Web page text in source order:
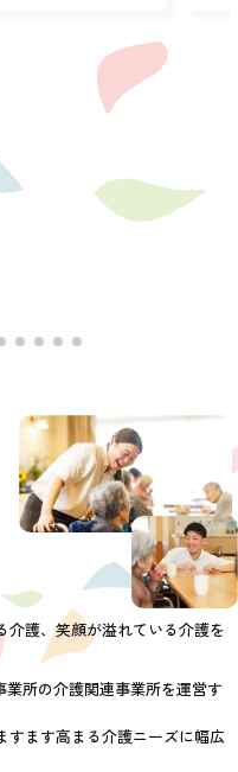
介護、笑顔が溢れている介護を
業所の介護関連事業所を運営す
すます高まる介護ニーズに幅広